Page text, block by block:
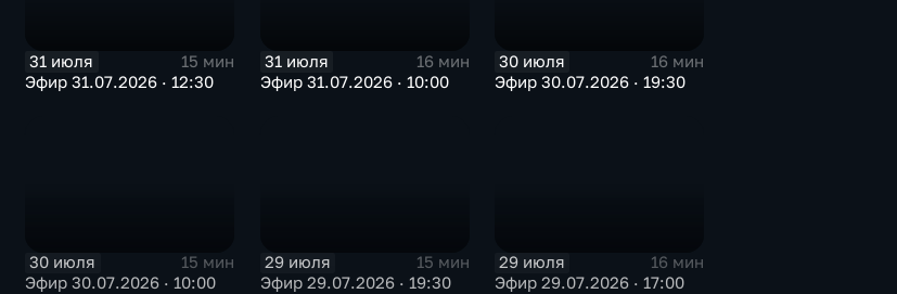
31 июля
15 мин
Эфир 31.07.2026 · 12:30
31 июля
16 мин
Эфир 31.07.2026 · 10:00
30 июля
16 мин
Эфир 30.07.2026 · 19:30
30 июля
15 мин
Эфир 30.07.2026 · 10:00
29 июля
15 мин
Эфир 29.07.2026 · 19:30
29 июля
16 мин
Эфир 29.07.2026 · 17:00